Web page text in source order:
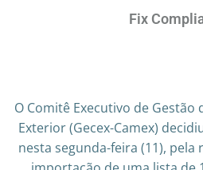
Fix
O Comitê Executivo de Gestão
Exterior (Gecex-Camex)
nesta segunda-feira (11),